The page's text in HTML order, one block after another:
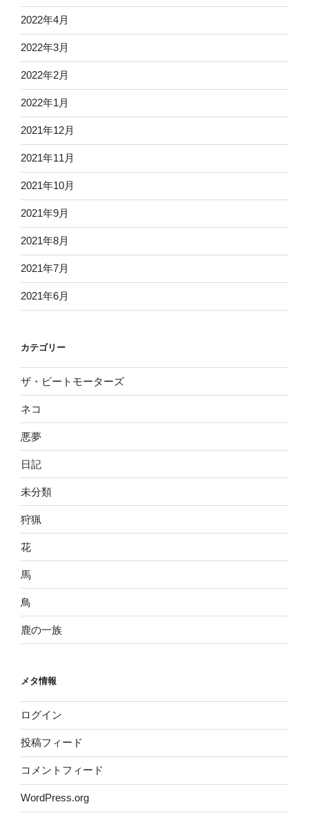
2022年4月
2022年3月
2022年2月
2022年1月
2021年12月
2021年11月
2021年10月
2021年9月
2021年8月
2021年7月
2021年6月
カテゴリー
ザ・ビートモーターズ
ネコ
悪夢
日記
未分類
狩猟
花
馬
鳥
鹿の一族
メタ情報
ログイン
投稿フィード
コメントフィード
WordPress.org